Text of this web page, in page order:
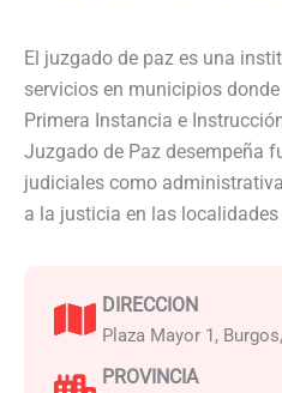
El juzgado de paz es una
servicios en municipios
Primera Instancia e
Juzgado de Paz desempeña
judiciales como
a la justicia en las
DIRECCION
Plaza Mayor 1,
PROVINCIA